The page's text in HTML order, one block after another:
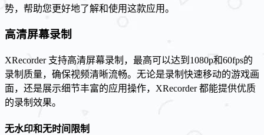
势，帮助您更好地了解和使用这款应用。
高清屏幕录制
XRecorder 支持高清屏幕录制，最高可以达到1080p和60fps的
录制质量，确保视频清晰流畅。无论是录制快速移动的游戏画
面，还是展示细节丰富的应用操作，XRecorder 都能提供优质
的录制效果。
无水印和无时间限制